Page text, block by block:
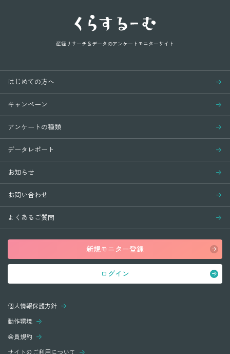
産経リサーチ＆データのアンケートモニターサイト
はじめての方へ
キャンペーン
アンケートの種類
データレポート
お知らせ
お問い合わせ
よくあるご質問
新規モニター登録
ログイン
個人情報保護方針
動作環境
会員規約
サイトのご利用について